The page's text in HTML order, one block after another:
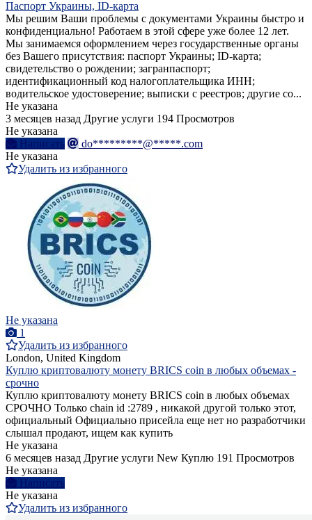
Паспорт Украины, ID-карта
Мы решим Ваши проблемы с документами Украины быстро и
конфиденциально! Работаем в этой сфере уже более 12 лет.
Мы занимаемся оформлением через государственные органы
без Вашего присутствия: паспорт Украины; ID-карта;
свидетельство о рождении; загранпаспорт;
идентификационный код налогоплательщика ИНН;
водительское удостоверение; выписки с реестров; другие со...
Не указана
3 месяцев назад Другие услуги 194 Просмотров
Не указана
Написать
do*********@*****.com
Не указана
Удалить из избранного
Не указана
1
Удалить из избранного
London, United Kingdom
Куплю криптовалюту монету BRICS coin в любых объемах -
срочно
Куплю криптовалюту монету BRICS coin в любых объемах
СРОЧНО Только chain id :2789 , никакой другой только этот,
официальный Официально присейла еще нет но разработчики
слышал продают, ищем как купить
Не указана
6 месяцев назад Другие услуги New Куплю 191 Просмотров
Не указана
Написать
Не указана
Удалить из избранного